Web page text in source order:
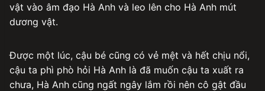
vật vào âm đạo Hà Anh và leo lên cho Hà Anh mút
dương vật.
Được một lúc, cậu bé cũng có vẻ mệt và hết chịu nổi,
cậu ta phì phò hỏi Hà Anh là đã muốn cậu ta xuất ra
chưa, Hà Anh cũng ngất ngây lắm rồi nên cô gật đầu